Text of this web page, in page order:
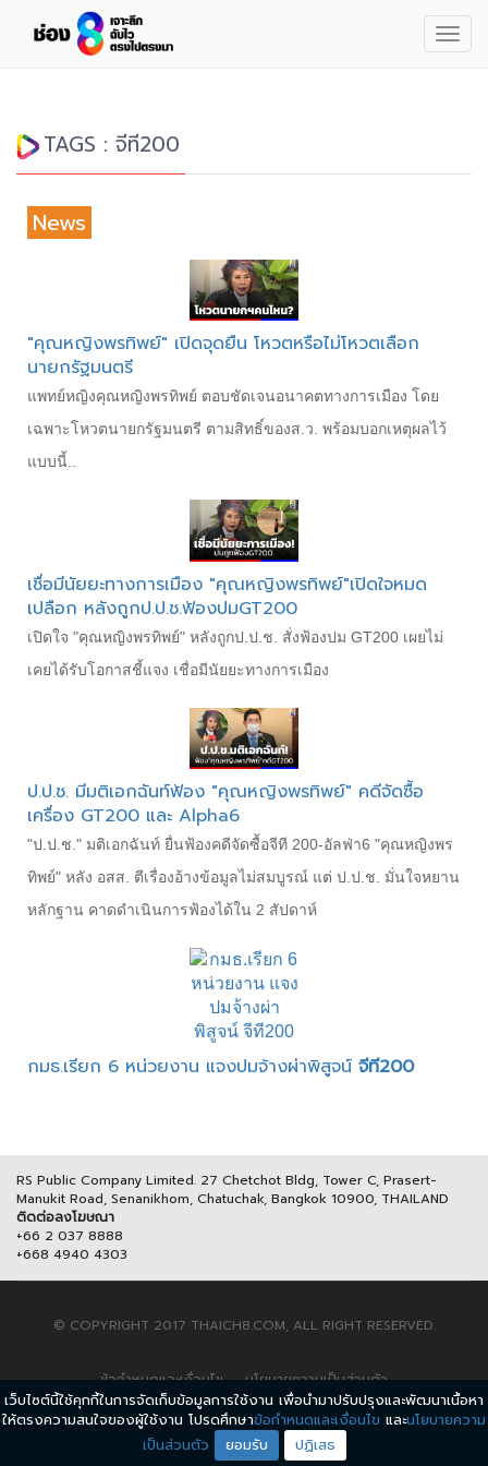
TAGS : จีที200
News
"คุณหญิงพรทิพย์" เปิดจุดยืน โหวตหรือไม่โหวตเลือก
นายกรัฐมนตรี
แพทย์หญิงคุณหญิงพรทิพย์ ตอบชัดเจนอนาคตทางการเมือง โดย
เฉพาะโหวตนายกรัฐมนตรี ตามสิทธิ์ของส.ว. พร้อมบอกเหตุผลไว้
แบบนี้..
เชื่อมีนัยยะทางการเมือง "คุณหญิงพรทิพย์"เปิดใจหมด
เปลือก หลังถูกป.ป.ช.ฟ้องปมGT200
เปิดใจ "คุณหญิงพรทิพย์" หลังถูกป.ป.ช. สั่งฟ้องปม GT200 เผยไม่
เคยได้รับโอกาสชี้แจง เชื่อมีนัยยะทางการเมือง
ป.ป.ช. มีมติเอกฉันท์ฟ้อง "คุณหญิงพรทิพย์" คดีจัดซื้อ
เครื่อง GT200 และ Alpha6
"ป.ป.ช." มติเอกฉันท์ ยื่นฟ้องคดีจัดซื้อจีที 200-อัลฟ่า6 "คุณหญิงพร
ทิพย์" หลัง อสส. ตีเรื่องอ้างข้อมูลไม่สมบูรณ์ แต่ ป.ป.ช. มั่นใจหยาน
หลักฐาน คาดดำเนินการฟ้องได้ใน 2 สัปดาห์
กมธ.เรียก 6 หน่วยงาน แจงปมจ้างผ่าพิสูจน์ จีที200
RS Public Company Limited. 27 Chetchot Bldg, Tower C, Prasert-
Manukit Road, Senanikhom, Chatuchak, Bangkok 10900, THAILAND
ติดต่อลงโฆษณา
+66 2 037 8888
+668 4940 4303
© COPYRIGHT 2017 THAICH8.COM, ALL RIGHT RESERVED.
ข้อกำหนดและเงื่อนไข นโยบายความเป็นส่วนตัว
เว็บไซต์นี้ใช้คุกกี้ในการจัดเก็บข้อมูลการใช้งาน เพื่อนำมาปรับปรุงและพัฒนาเนื้อหา
ให้ตรงความสนใจของผู้ใช้งาน โปรดศึกษาข้อกำหนดและเงื่อนไข และนโยบายความ
เป็นส่วนตัว
ยอมรับ ปฏิเสธ